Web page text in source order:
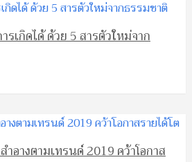
เกิดได้ ด้วย 5 สารตัวใหม่จาก
ำอางตามเทรนด์ 2019 คว้าโอกาส